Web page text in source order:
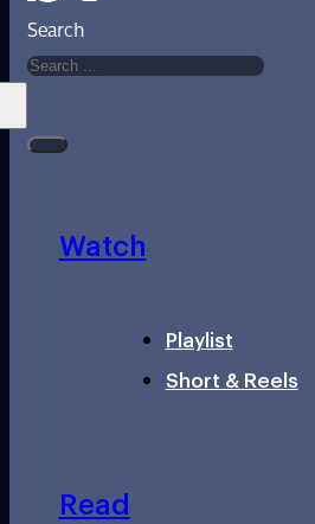
Search
Watch
Playlist
Short & Reels
Read